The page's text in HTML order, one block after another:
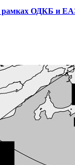
рамках ОДКБ и